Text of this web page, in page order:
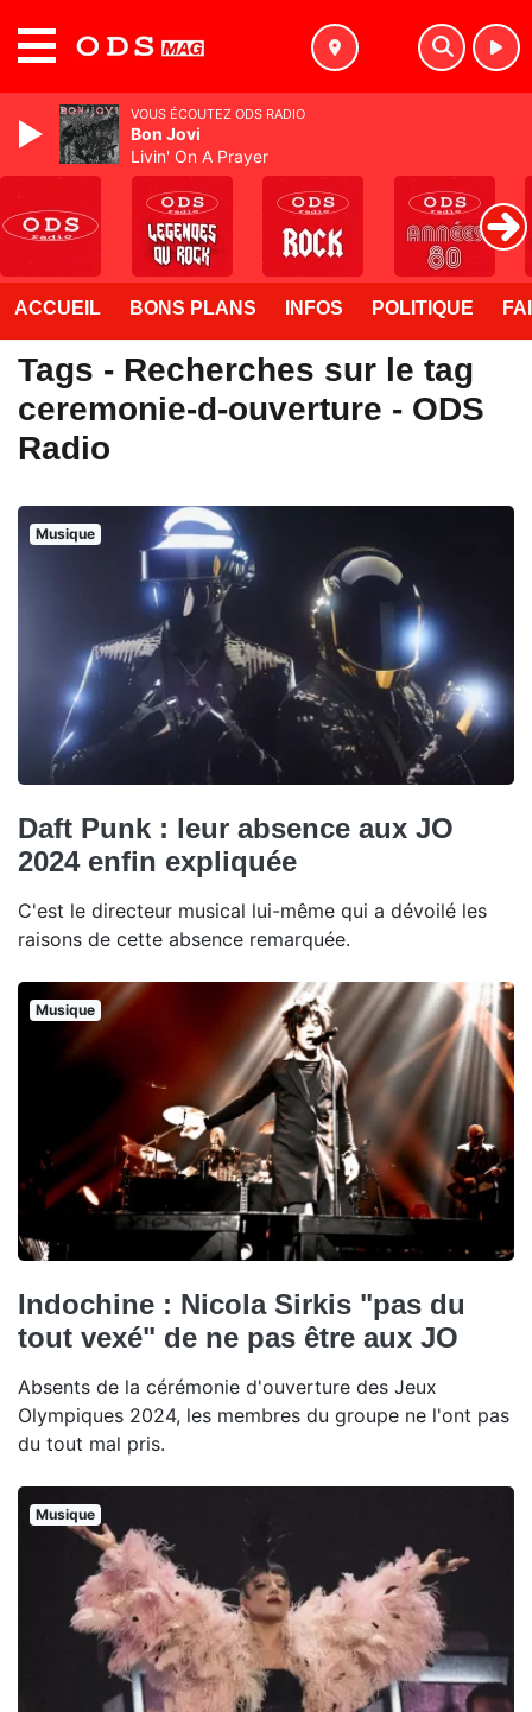
ACCUEIL BONS PLANS INFOS POLITIQUE
Tags - Recherches sur le tag
ceremonie-d-ouverture - ODS
Radio
Musique
Daft Punk : leur absence aux JO
2024 enfin expliquée
C'est le directeur musical lui-même qui a dévoilé les
raisons de cette absence remarquée.
Musique
Indochine : Nicola Sirkis "pas du
tout vexé" de ne pas être aux JO
Absents de la cérémonie d'ouverture des Jeux
Olympiques 2024, les membres du groupe ne l'ont pas
du tout mal pris.
Musique
VOUS ÉCOUTEZ ODS RADIO
Bon Jovi
Livin' On A Prayer